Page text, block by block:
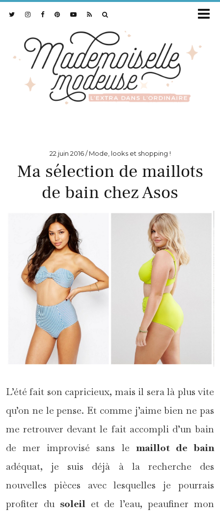
22 juin 2016 Mode, looks et shopping !
Ma sélection de maillots
de bain chez Asos
L’été fait son capricieux, mais il sera là plus vite
qu’on ne le pense. Et comme j’aime bien ne pas
me retrouver devant le fait accompli d’un bain
de mer improvisé sans le maillot de bain
adéquat, je suis déjà à la recherche des
nouvelles pièces avec lesquelles je pourrais
profiter du soleilet de l’eau, peaufiner mon